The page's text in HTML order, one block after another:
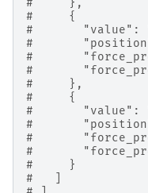
#     },
#     {
#       "value":
#
#
#
#     },
#     {
#       "value":
#
#
#
#     }
#   ]